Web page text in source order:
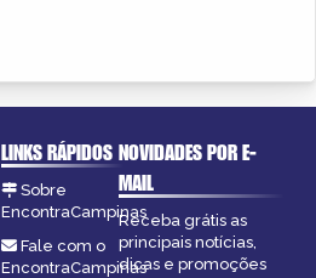
LINKS RÁPIDOS
Sobre
EncontraCampinas
Fale com o
EncontraCampinas
NOVIDADES POR E-
MAIL
Receba grátis as
principais notícias,
dicas e promoções